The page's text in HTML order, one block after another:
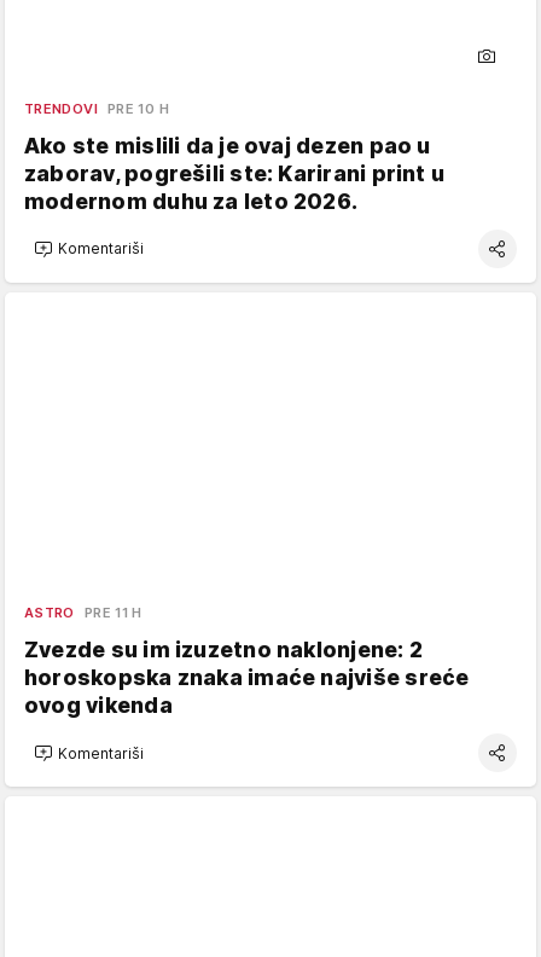
TRENDOVI PRE 10 H
Ako ste mislili da je ovaj dezen pao u
zaborav, pogrešili ste: Karirani print u
modernom duhu za leto 2026.
Komentariši
ASTRO PRE 11 H
Zvezde su im izuzetno naklonjene: 2
horoskopska znaka imaće najviše sreće
ovog vikenda
Komentariši